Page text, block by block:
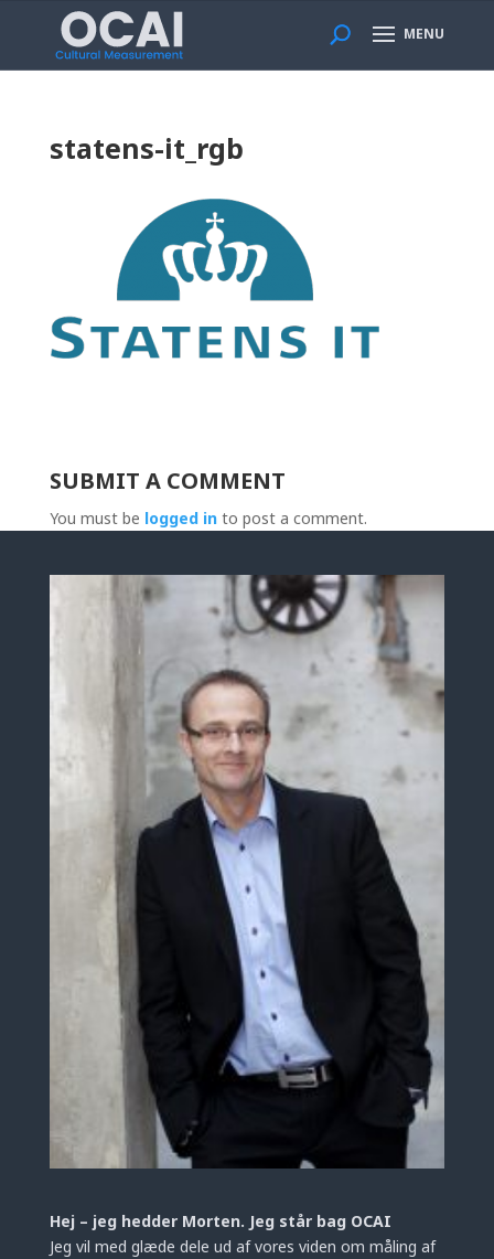
MENU
statens-it_rgb
SUBMIT A COMMENT
You must be logged into post a comment.
Hej – jeg hedder Morten. Jeg står bag OCAI
Jeg vil med glæde dele ud af vores viden om måling af